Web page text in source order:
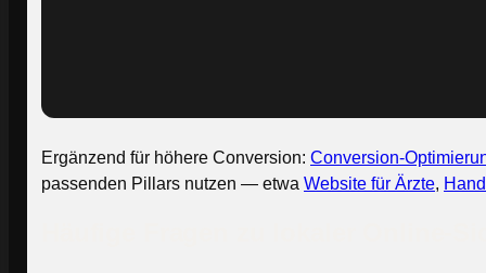
Ergänzend für höhere Conversion: Conversion-
passenden Pillars nutzen — etwa Website für Ärzte,